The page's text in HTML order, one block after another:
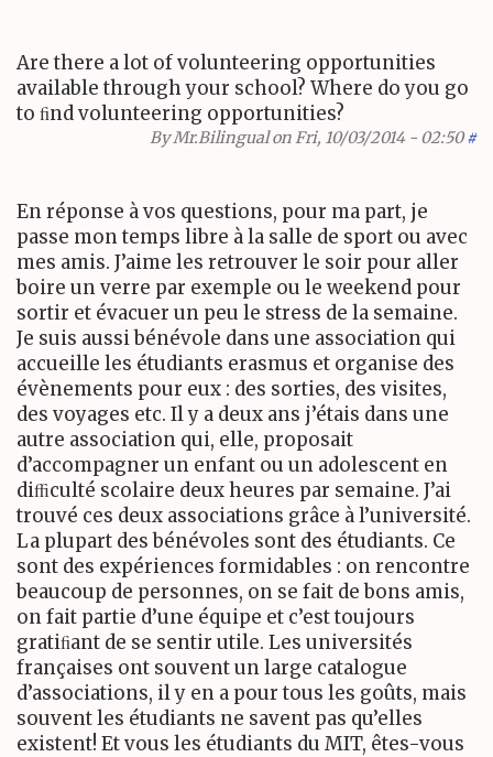
Are there a lot of volunteering opportunities
available through your school? Where do you go
to ﬁnd volunteering opportunities?
ByMr.Bilingualon Fri, 10/03/2014 - 02:50 #
En réponse à vos questions, pour ma part, je
passe mon temps libre à la salle de sport ou avec
mes amis. J’aime les retrouver le soir pour aller
boire un verre par exemple ou le weekend pour
sortir et évacuer un peu le stress de la semaine.
Je suis aussi bénévole dans une association qui
accueille les étudiants erasmus et organise des
évènements pour eux : des sorties, des visites,
des voyages etc. Il y a deux ans j’étais dans une
autre association qui, elle, proposait
d’accompagner un enfant ou un adolescent en
diﬃculté scolaire deux heures par semaine. J’ai
trouvé ces deux associations grâce à l’université.
La plupart des bénévoles sont des étudiants. Ce
sont des expériences formidables : on rencontre
beaucoup de personnes, on se fait de bons amis,
on fait partie d’une équipe et c’est toujours
gratiﬁant de se sentir utile. Les universités
françaises ont souvent un large catalogue
d’associations, il y en a pour tous les goûts, mais
souvent les étudiants ne savent pas qu’elles
existent! Et vous les étudiants du MIT, êtes-vous